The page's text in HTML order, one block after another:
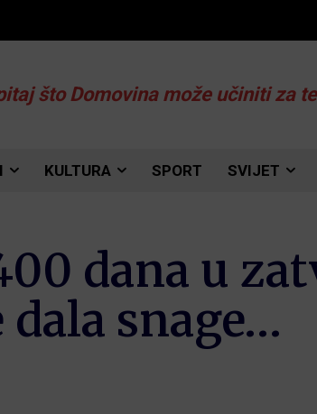
što Domovina može učiniti za
KULTURA SPORT SVIJET
dana u
snage…